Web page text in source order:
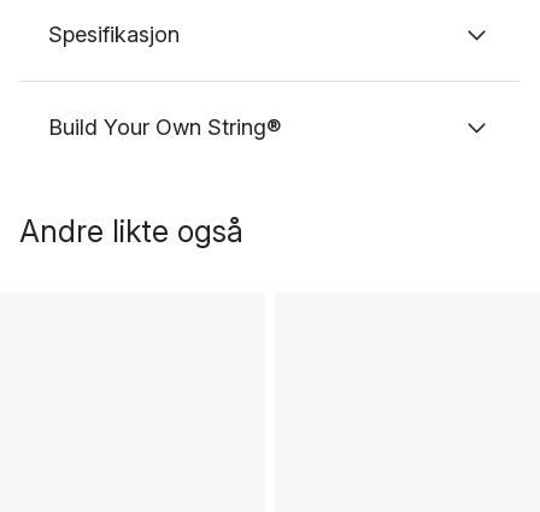
Spesifikasjon
Build Your Own String®
Andre likte også